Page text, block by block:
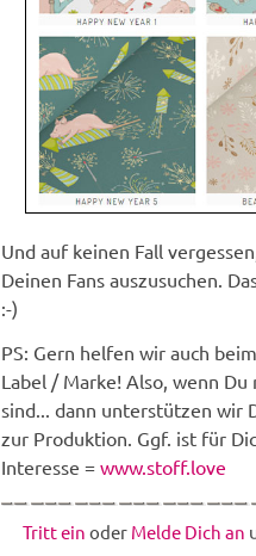
Und auf keinen Fall
Deinen Fans auszusuchen.
:-)
PS: Gern helfen wir auch
Label / Marke! Also, wenn
sind... dann unterstützen wir
zur Produktion. Ggf. ist für
Interesse = www.stoff.love
Tritt ein oder Melde Dich an